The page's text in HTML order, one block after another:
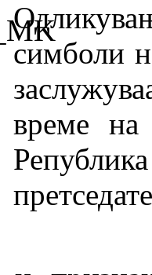
симболи
време на